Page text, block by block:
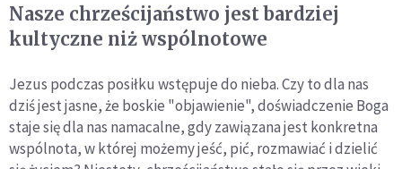
Nasze chrześcijaństwo jest bardziej
kultyczne niż wspólnotowe
Jezus podczas posiłku wstępuje do nieba. Czy to dla nas
dziś jest jasne, że boskie "objawienie", doświadczenie Boga
staje się dla nas namacalne, gdy zawiązana jest konkretna
wspólnota, w której możemy jeść, pić, rozmawiać i dzielić